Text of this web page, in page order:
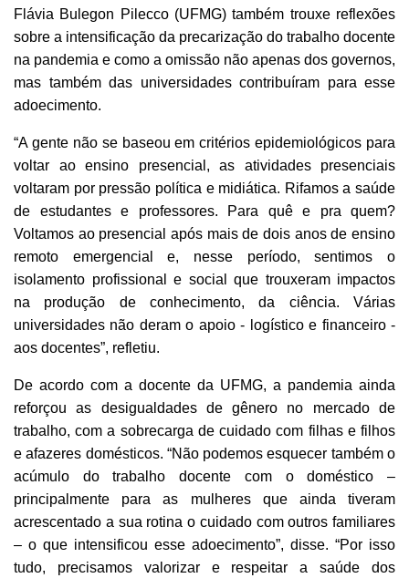
Flávia Bulegon Pilecco (UFMG) também trouxe reflexões
sobre a intensificação da precarização do trabalho docente
na pandemia e como a omissão não apenas dos governos,
mas também das universidades contribuíram para esse
adoecimento.
“A gente não se baseou em critérios epidemiológicos para
voltar ao ensino presencial, as atividades presenciais
voltaram por pressão política e midiática. Rifamos a saúde
de estudantes e professores. Para quê e pra quem?
Voltamos ao presencial após mais de dois anos de ensino
remoto emergencial e, nesse período, sentimos o
isolamento profissional e social que trouxeram impactos
na produção de conhecimento, da ciência. Várias
universidades não deram o apoio - logístico e financeiro -
aos docentes”, refletiu.
De acordo com a docente da UFMG, a pandemia ainda
reforçou as desigualdades de gênero no mercado de
trabalho, com a sobrecarga de cuidado com filhas e filhos
e afazeres domésticos. “Não podemos esquecer também o
acúmulo do trabalho docente com o doméstico –
principalmente para as mulheres que ainda tiveram
acrescentado a sua rotina o cuidado com outros familiares
– o que intensificou esse adoecimento”, disse. “Por isso
tudo, precisamos valorizar e respeitar a saúde dos